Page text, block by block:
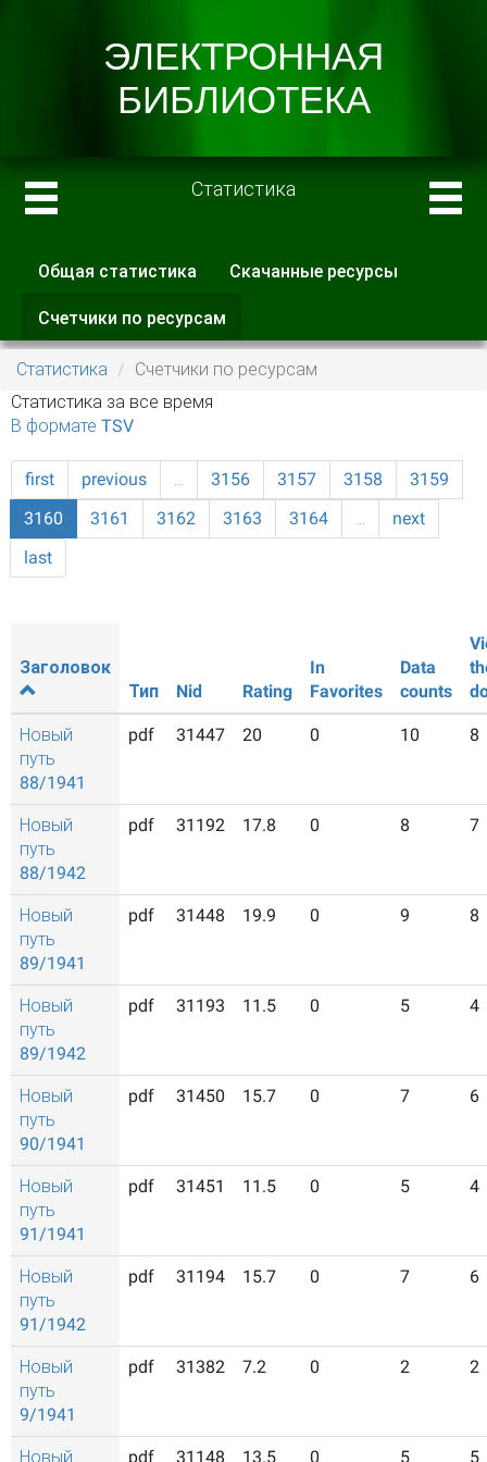
Статистика
Главные вкладки
Общая статистика Скачанные ресурсы
Счетчики по ресурсам
вкладка)
Статистика
Счетчики по ресурсам
Статистика за все время
В формате TSV
first previous … 3156 3157 3158
3159
3160
3161 3162 3163 3164 …
next
last
Заголовок
Тип
Nid Rating
In
Favorites
Data
counts
Новый
путь
88/1941
pdf 31447 20 0 10 8
Новый
путь
88/1942
pdf 31192 17.8 0 8 7
Новый
путь
89/1941
pdf 31448 19.9 0 9 8
Новый
путь
89/1942
pdf 31193 11.5 0 5 4
Новый
путь
90/1941
pdf 31450 15.7 0 7 6
Новый
путь
91/1941
pdf 31451 11.5 0 5 4
Новый
путь
91/1942
pdf 31194 15.7 0 7 6
Новый
путь
9/1941
pdf 31382 7.2 0 2 2
Новый pdf 31148 13.5 0 5 5